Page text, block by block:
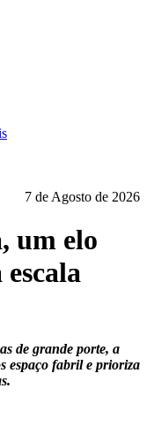
7 de Agosto de 2026
um elo
de grande porte, a
espaço fabril e prioriza